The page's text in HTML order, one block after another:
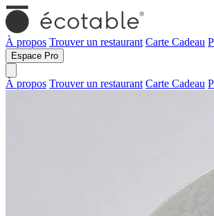
À propos Trouver un restaurant Carte Cadeau
Espace Pro
À propos Trouver un restaurant Carte Cadeau